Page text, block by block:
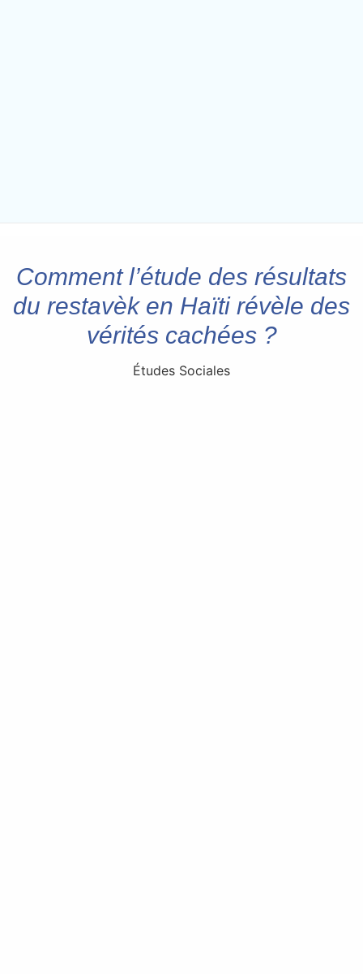
Comment l’étude des résultats
du restavèk en Haïti révèle des
vérités cachées ?
Études Sociales